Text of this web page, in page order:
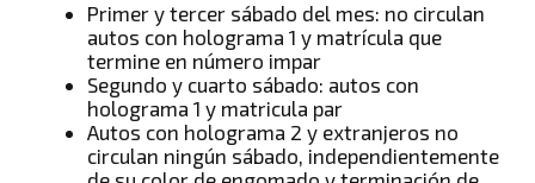
Primer y tercer sábado del mes: no circulan
autos con holograma 1 y matrícula que
termine en número impar
Segundo y cuarto sábado: autos con
holograma 1 y matricula par
Autos con holograma 2 y extranjeros no
circulan ningún sábado, independientemente